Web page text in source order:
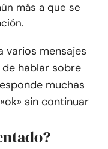
más a que se
varios mensajes
hablar sobre
muchas
sin continuar